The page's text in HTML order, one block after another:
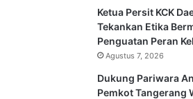
Ketua Persit KCK
Tekankan Etika
Penguatan Peran
Agustus 7, 2026
Dukung Pariwara
Pemkot Tangerang